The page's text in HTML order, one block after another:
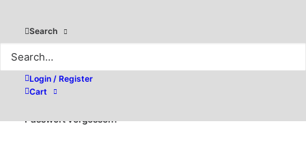
Search
Login / Register
Cart
ANMELDEN
Passwort vergessen?